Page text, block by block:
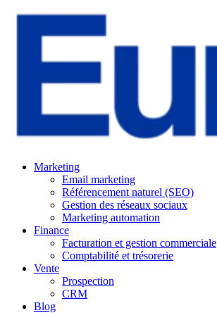
Marketing
Email marketing
Référencement naturel (SEO)
Gestion des réseaux sociaux
Marketing automation
Finance
Facturation et gestion commerciale
Comptabilité et trésorerie
Vente
Prospection
CRM
Blog